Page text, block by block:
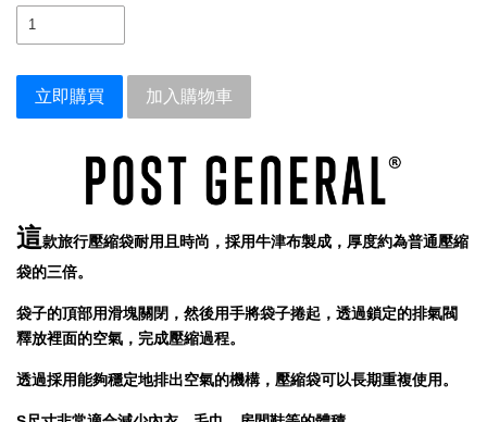
立即購買 加入購物車
這款旅行壓縮袋耐用且時尚，採用牛津布製成，厚度約為普通壓縮
袋的三倍。
袋子的頂部用滑塊關閉，然後用手將袋子捲起，透過鎖定的排氣閥
釋放裡面的空氣，完成壓縮過程。
透過採用能夠穩定地排出空氣的機構，壓縮袋可以長期重複使用。